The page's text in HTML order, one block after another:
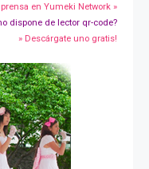
en Yumeki Network »
dispone de lector qr-code?
» Descárgate uno gratis!